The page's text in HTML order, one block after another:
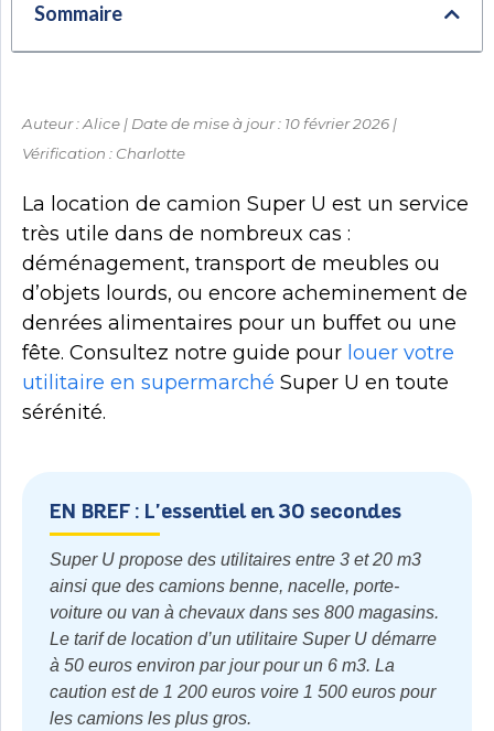
Sommaire
Auteur : Alice | Date de mise à jour : 10 février 2026 |
Vérification : Charlotte
La location de camion Super U est un service
très utile dans de nombreux cas :
déménagement, transport de meubles ou
d’objets lourds, ou encore acheminement de
denrées alimentaires pour un buffet ou une
fête. Consultez notre guide pour louer votre
utilitaire en supermarché Super U en toute
sérénité.
EN BREF : L'essentiel en 30 secondes
Super U propose des utilitaires entre 3 et 20 m3
ainsi que des camions benne, nacelle, porte-
voiture ou van à chevaux dans ses 800 magasins.
Le tarif de location d’un utilitaire Super U démarre
à 50 euros environ par jour pour un 6 m3. La
caution est de 1 200 euros voire 1 500 euros pour
les camions les plus gros.